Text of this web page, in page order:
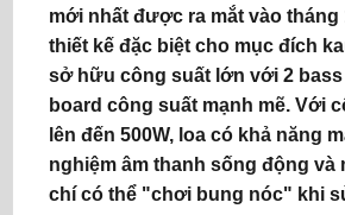
mới nhất được ra mắt vào
thiết kế đặc biệt cho mục đích
sở hữu công suất lớn với 2 bass
board công suất mạnh mẽ. Với
lên đến 500W, loa có khả năng
nghiệm âm thanh sống động và
chí có thể "chơi bung nóc" khi